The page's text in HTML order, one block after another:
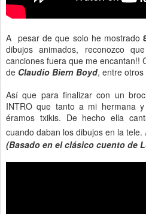
A pesar de que solo he mostrado
dibujos animados, reconozco
canciones fuera que me encantan!!
de Claudio Biern Boyd, entre otros
Así que para finalizar con un
INTRO que tanto a mi hermana
éramos txikis. De hecho ella
cuando daban los dibujos en la tele.
(Basado en el clásico cuento de